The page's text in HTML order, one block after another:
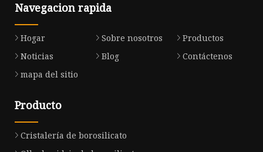
Navegacion rapida
Hogar Sobre nosotros
Productos
Noticias
Blog
Contáctenos
mapa del sitio
Producto
Cristalería de borosilicato